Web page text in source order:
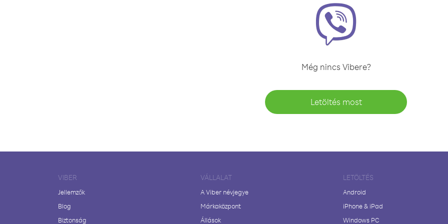
Még nincs Vibere?
Letöltés most
VIBER
Jellemzők
Blog
Biztonság
VÁLLALAT
A Viber névjegye
Márkaközpont
Állások
LETÖLTÉS
Android
iPhone & iPad
Windows PC